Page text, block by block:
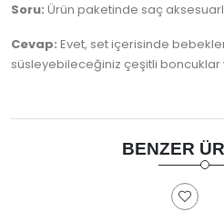
Soru: Ürün paketinde saç
Cevap: Evet, set içerisinde
süsleyebileceğiniz çeşitli boncuklar
BENZER